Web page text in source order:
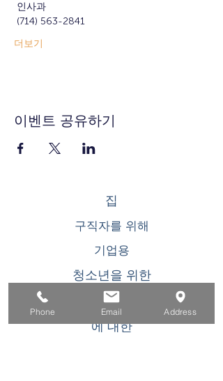
인사과
(714) 563-2841
더보기
이벤트 공유하기
집
구직자를 위해
기업용
청소년을 위한
이벤트
에 대한
Phone Email Address